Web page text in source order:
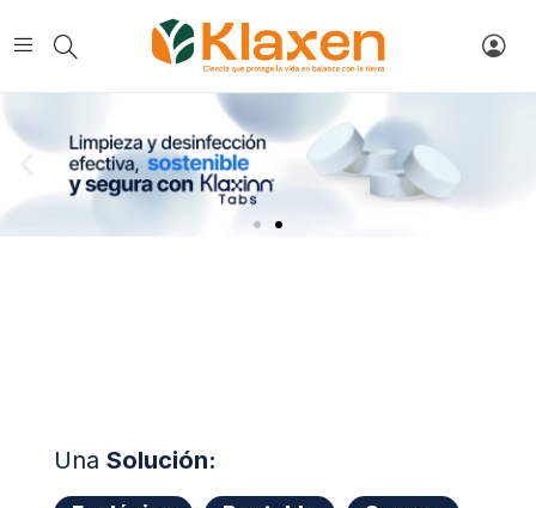
Una Solución: